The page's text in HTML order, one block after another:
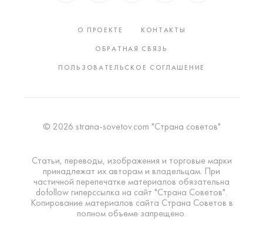
О ПРОЕКТЕ
КОНТАКТЫ
ОБРАТНАЯ СВЯЗЬ
ПОЛЬЗОВАТЕЛЬСКОЕ СОГЛАШЕНИЕ
© 2026 strana-sovetov.com "Страна советов"
Статьи, переводы, изображения и торговые марки
принадлежат их авторам и владельцам. При
частичной перепечатке материалов обязательна
dofollow гиперссылка на сайт "Страна Советов".
Копирование материалов сайта Страна Советов в
полном объеме запрещено.